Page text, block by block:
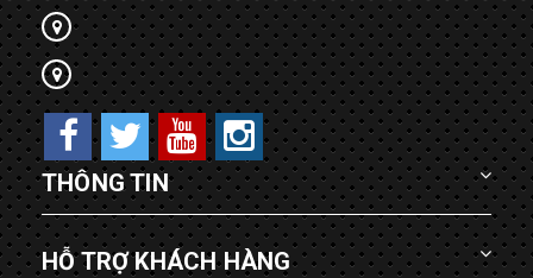
THÔNG TIN
HỖ TRỢ KHÁCH HÀNG